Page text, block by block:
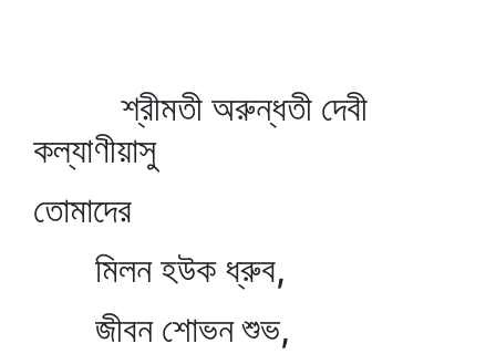
শ্রীমতী অরুন্ধতী দেবী
কল্যাণীয়াসু
তোমাদের
মিলন হউক ধ্রুব,
জীবন শোভন শুভ,